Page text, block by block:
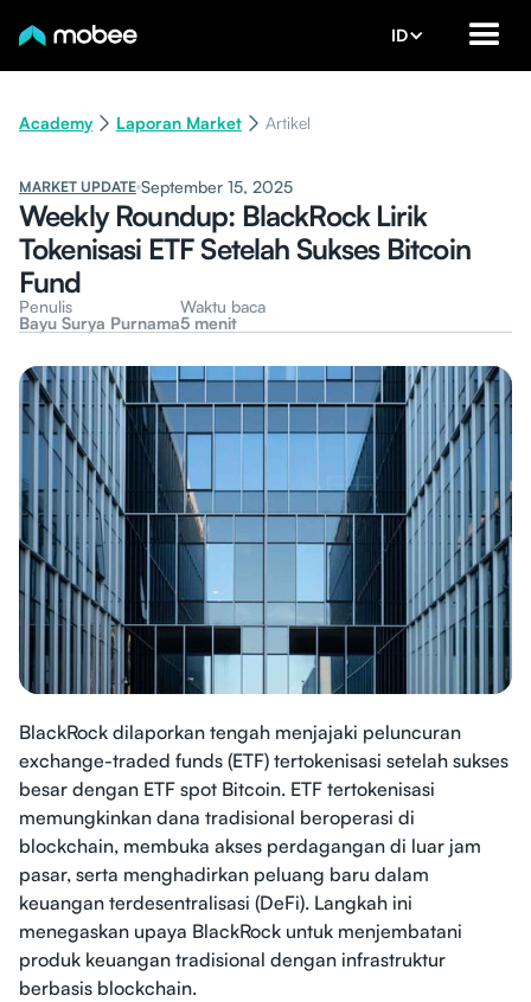
ID
Academy Laporan Market Artikel
MARKET UPDATE September 15, 2025
Weekly Roundup: BlackRock Lirik
Tokenisasi ETF Setelah Sukses Bitcoin
Fund
Penulis
Bayu Surya Purnama
Waktu baca
5 menit
BlackRock dilaporkan tengah menjajaki peluncuran
exchange-traded funds (ETF) tertokenisasi setelah sukses
besar dengan ETF spot Bitcoin. ETF tertokenisasi
memungkinkan dana tradisional beroperasi di
blockchain, membuka akses perdagangan di luar jam
pasar, serta menghadirkan peluang baru dalam
keuangan terdesentralisasi (DeFi). Langkah ini
menegaskan upaya BlackRock untuk menjembatani
produk keuangan tradisional dengan infrastruktur
berbasis blockchain.